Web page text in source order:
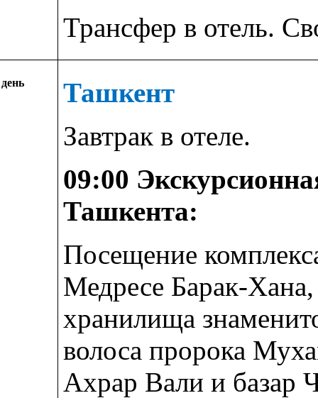
Трансфер в отель.
Ташкент
Завтрак в отеле.
09:00
Ташкента:
Посещение
Медресе Барак-
хранилища
волоса пророка
Ахрар Вали и базар